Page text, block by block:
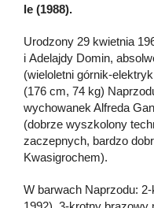
le (1988).
Urodzony 29 kwietnia
i Adelajdy Domin,
(wieloletni górnik-
(176 cm, 74 kg)
wychowanek Alfreda
(dobrze wyszkolony
zaczepnych, bardzo
Kwasigrochem).
W barwach Naprzodu: